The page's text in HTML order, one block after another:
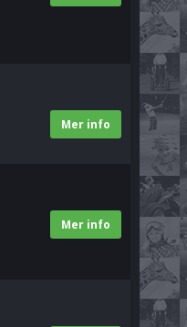
Mer info
Mer info